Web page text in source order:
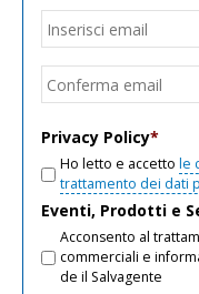
Email
Privacy Policy*
Ho letto e accetto le
trattamento dei dati
Eventi, Prodotti e
Acconsento al
commerciali e
de il Salvagente